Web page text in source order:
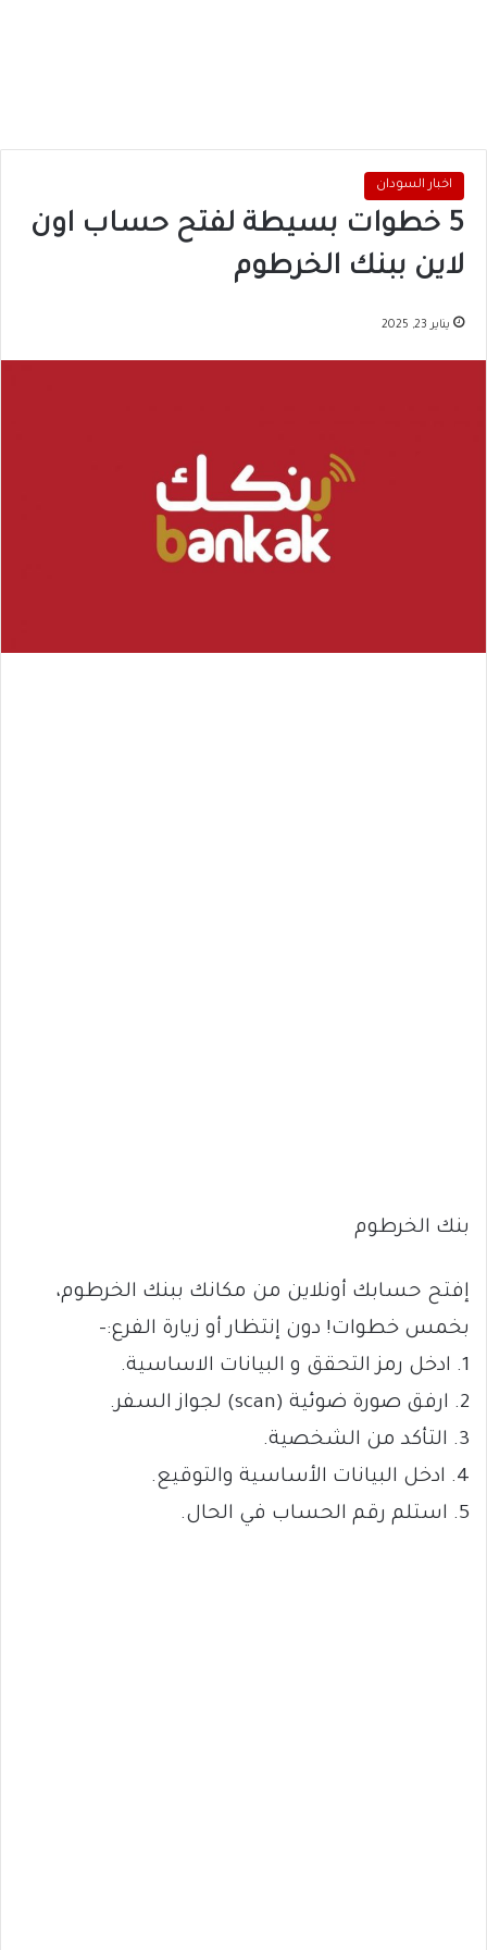
اخبار السودان
5 خطوات بسيطة لفتح حساب اون
لاين ببنك الخرطوم
يناير 23, 2025
بنك الخرطوم
إفتح حسابك أونلاين من مكانك ببنك الخرطوم،
بخمس خطوات! دون إنتظار أو زيارة الفرع:-
1. ادخل رمز التحقق و البيانات الاساسية.
2. ⁠ارفق صورة ضوئية (scan) لجواز السفر.
3. ⁠التأكد من الشخصية.
4. ⁠ادخل البيانات الأساسية والتوقيع.
5. ⁠استلم رقم الحساب في الحال.